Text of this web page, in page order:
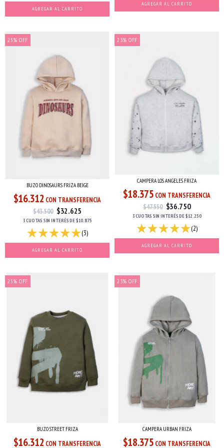
AGREGAR AL CARRITO
AGREGAR AL CARRITO
25% OFF
BUZO DINOSAURS FRIZA BEIGE
$16.312 CON TRANSFERENCIA
$43.500 $32.625
3 CUOTAS SIN INTERÉSDE$10.875
(3)
AGREGAR AL CARRITO
23% OFF
CAMPERA LOS ANGELES FRIZA
$18.375 CON TRANSFERENCIA
$47.550 $36.750
3 CUOTAS SIN INTERÉSDE$12.250
(2)
AGREGAR AL CARRITO
25% OFF
BUZO STREET FRIZA
$16.312 CON TRANSFERENCIA
23% OFF
CAMPERA URBAN FRIZA
$18.375 CON TRANSFERENCIA